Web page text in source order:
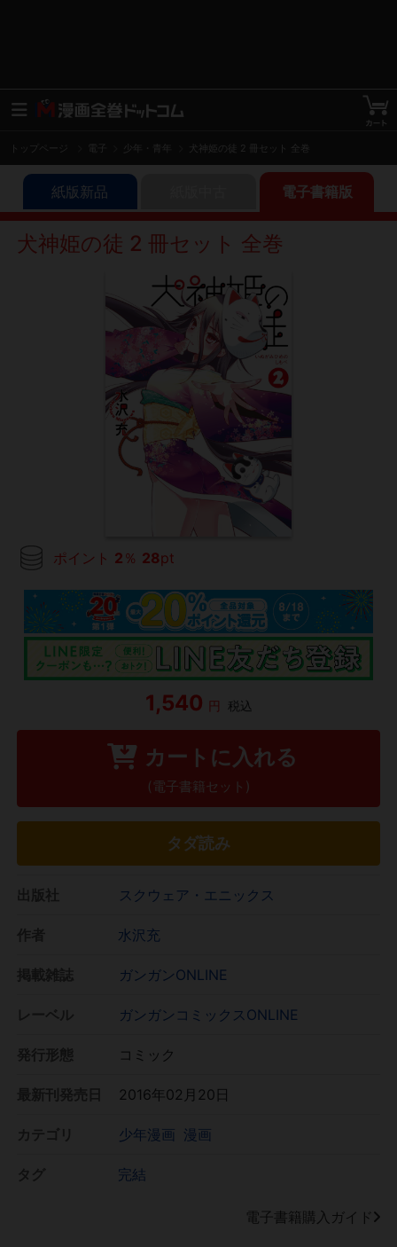
トップページ 少年・青年 犬神姫の徒 2 冊セット 全巻
紙版新品 電子書籍版
犬神姫の徒 2 冊セット 全巻
ポイント 2 ％ 28pt
1,540 円 税込
カートに入れる
(電子書籍セット)
タダ読み
スクウェア・エニックス
水沢充
ガンガンONLINE
ガンガンコミックスONLINE
コミック
2016年02月20日
少年漫画 漫画
完結
電子書籍購入ガイド